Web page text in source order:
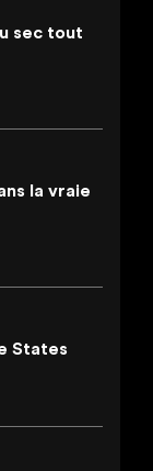
sec tout
la vraie
States